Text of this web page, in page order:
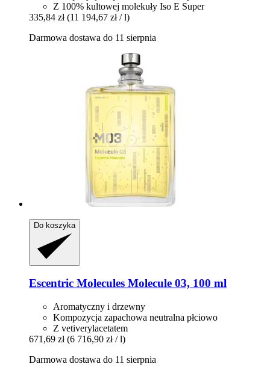
Z 100% kultowej molekuły Iso E Super
335,84 zł (11 194,67 zł / l)
Darmowa dostawa do 11 sierpnia
Do koszyka
Escentric Molecules Molecule 03, 100 ml
Aromatyczny i drzewny
Kompozycja zapachowa neutralna płciowo
Z vetiverylacetatem
671,69 zł (6 716,90 zł / l)
Darmowa dostawa do 11 sierpnia